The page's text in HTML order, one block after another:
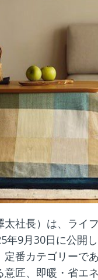
太社長）は、ライ
年9月30日に公開
番カテゴリーで
匠、即暖・省エ